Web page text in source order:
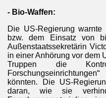
- Bio-Waffen:
Die US-Regierung
bzw. dem Einsatz von
Außenstaatssekretärin
in einer Anhörung vor dem
Truppen die
könnten. Die US-
daran, wie sie